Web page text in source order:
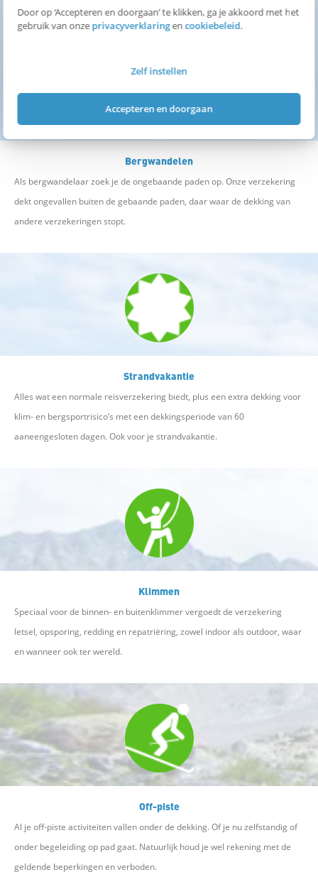
Door op ‘Accepteren en doorgaan’ te klikken, ga je akkoord met het
gebruik van onzeprivacyverklaringencookiebeleid.
Zelf instellen
Accepteren en doorgaan
Top verzekerd op vakantie met
bijzondere dekking
Bergwandelen
Als bergwandelaar zoek je de ongebaande paden op. Onze verzekering
dekt ongevallen buiten de gebaande paden, daar waar de dekking van
andere verzekeringen stopt.
Strandvakantie
Alles wat een normale reisverzekering biedt, plus een extra dekking voor
klim- en bergsportrisico’s met een dekkingsperiode van 60
aaneengesloten dagen. Ook voor je strandvakantie.
Klimmen
Speciaal voor de binnen- en buitenklimmer vergoedt de verzekering
letsel, opsporing, redding en repatriëring, zowel indoor als outdoor, waar
en wanneer ook ter wereld.
Off-piste
Al je off-piste activiteiten vallen onder de dekking. Of je nu zelfstandig of
onder begeleiding op pad gaat. Natuurlijk houd je wel rekening met de
geldende beperkingen en verboden.